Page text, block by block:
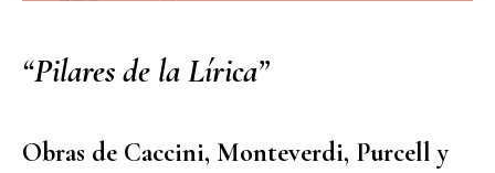
“Pilares de la Lírica”
Obras de Caccini, Monteverdi, Purcell y